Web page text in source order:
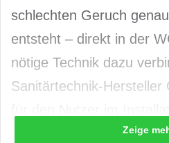
schlechten Geruch
entsteht – direkt in der
nötige Technik dazu
Sanitärtechnik-Hersteller
WCs in der Wand.Zeige